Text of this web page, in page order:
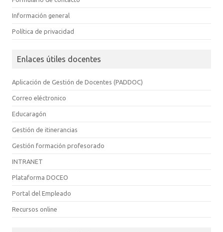
Información general
Política de privacidad
Enlaces útiles docentes
Aplicación de Gestión de Docentes (PADDOC)
Correo eléctronico
Educaragón
Gestión de itinerancias
Gestión formación profesorado
INTRANET
Plataforma DOCEO
Portal del Empleado
Recursos online